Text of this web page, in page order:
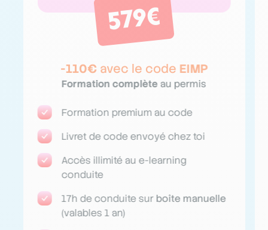
579€
-110€ avec le code EIMP
Formation complèteau permis
Formation premium au code
Livret de code envoyé chez toi
Accès illimité au e-learning
conduite
17h de conduite surboîte manuelle
(valables 1 an)